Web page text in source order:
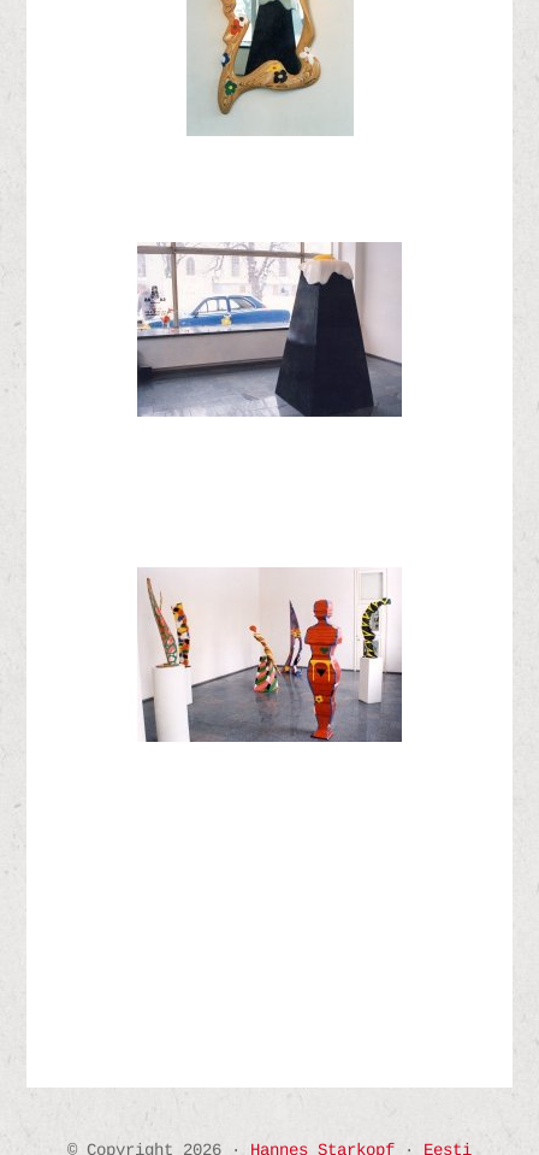
© Copyright 2026 · Hannes Starkopf · Eesti